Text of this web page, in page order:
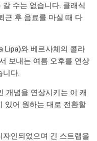
수는 없습니다. 클래식
근 후 음료를 마실 때 다
Lipa)와 베르사체의 콜라
보내는 여름 오후를 연상
니다.
개념을 연상시키는 이 캐
있어 원하는 대로 전환할
인되었으며 긴 스트랩을